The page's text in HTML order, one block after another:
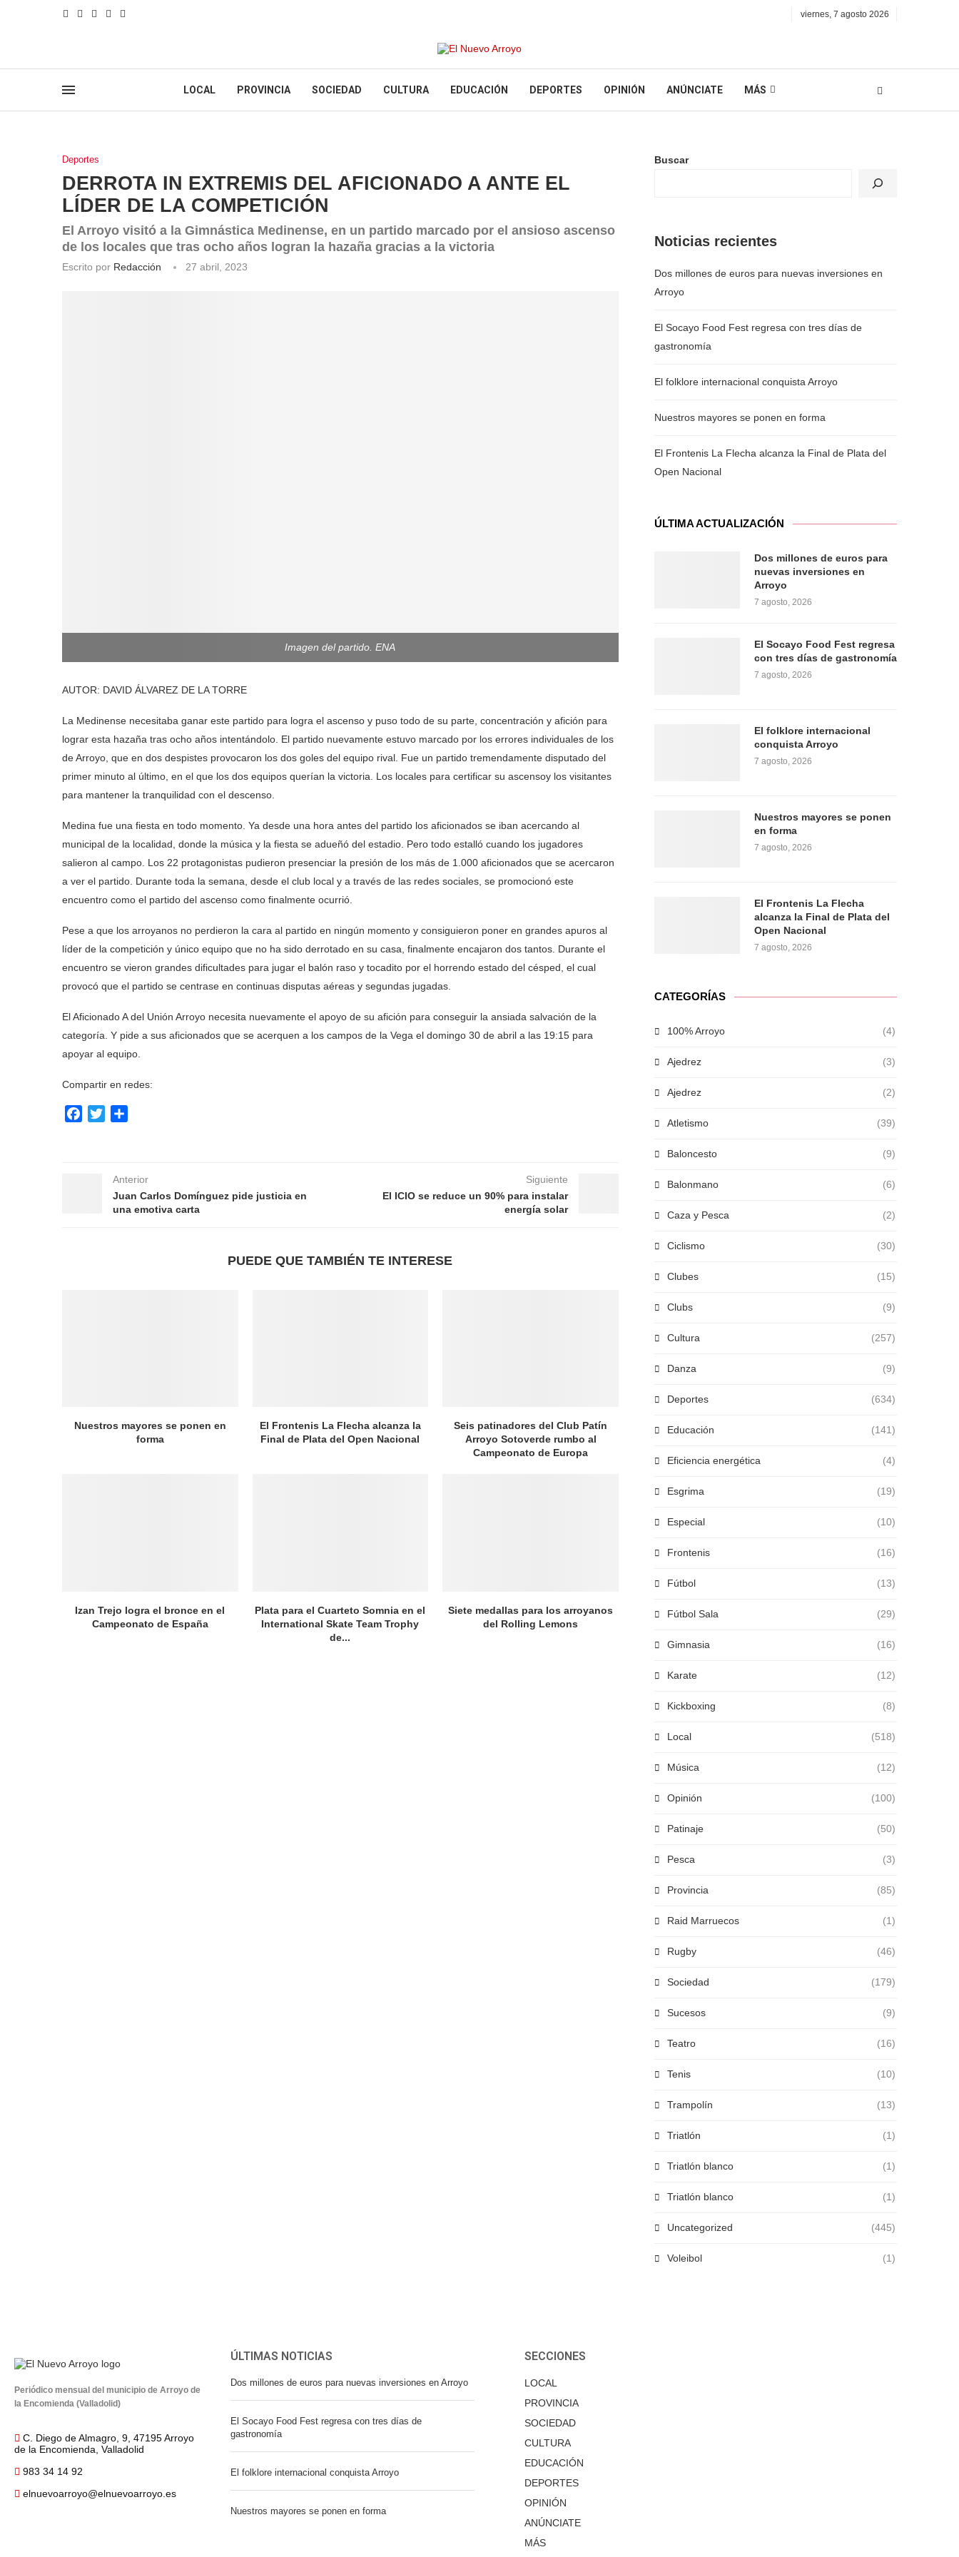
viernes, 7 agosto 2026
LOCAL PROVINCIA SOCIEDAD CULTURA EDUCACIÓN DEPORTES OPINIÓN ANÚNCIATE MÁS
Deportes
DERROTA IN EXTREMIS DEL AFICIONADO A ANTE EL
LÍDER DE LA COMPETICIÓN
El Arroyo visitó a la Gimnástica Medinense, en un partido marcado por el ansioso ascenso
de los locales que tras ocho años logran la hazaña gracias a la victoria
Escrito por Redacción 27 abril, 2023
Imagen del partido. ENA
AUTOR: DAVID ÁLVAREZ DE LA TORRE
La Medinense necesitaba ganar este partido para logra el ascenso y puso todo de su parte, concentración y afición para
lograr esta hazaña tras ocho años intentándolo. El partido nuevamente estuvo marcado por los errores individuales de los
de Arroyo, que en dos despistes provocaron los dos goles del equipo rival. Fue un partido tremendamente disputado del
primer minuto al último, en el que los dos equipos querían la victoria. Los locales para certificar su ascensoy los visitantes
para mantener la tranquilidad con el descenso.
Medina fue una fiesta en todo momento. Ya desde una hora antes del partido los aficionados se iban acercando al
municipal de la localidad, donde la música y la fiesta se adueñó del estadio. Pero todo estalló cuando los jugadores
salieron al campo. Los 22 protagonistas pudieron presenciar la presión de los más de 1.000 aficionados que se acercaron
a ver el partido. Durante toda la semana, desde el club local y a través de las redes sociales, se promocionó este
encuentro como el partido del ascenso como finalmente ocurrió.
Pese a que los arroyanos no perdieron la cara al partido en ningún momento y consiguieron poner en grandes apuros al
líder de la competición y único equipo que no ha sido derrotado en su casa, finalmente encajaron dos tantos. Durante el
encuentro se vieron grandes dificultades para jugar el balón raso y tocadito por el horrendo estado del césped, el cual
provocó que el partido se centrase en continuas disputas aéreas y segundas jugadas.
El Aficionado A del Unión Arroyo necesita nuevamente el apoyo de su afición para conseguir la ansiada salvación de la
categoría. Y pide a sus aficionados que se acerquen a los campos de la Vega el domingo 30 de abril a las 19:15 para
apoyar al equipo.
Compartir en redes:
Facebook
Twitter
Anterior
Juan Carlos Domínguez pide justicia en
una emotiva carta
Siguiente
El ICIO se reduce un 90% para instalar
energía solar
PUEDE QUE TAMBIÉN TE INTERESE
Nuestros mayores se ponen en
forma
El Frontenis La Flecha alcanza la
Final de Plata del Open Nacional
Seis patinadores del Club Patín
Arroyo Sotoverde rumbo al
Campeonato de Europa
Izan Trejo logra el bronce en el
Campeonato de España
Plata para el Cuarteto Somnia en el
International Skate Team Trophy
de...
Siete medallas para los arroyanos
del Rolling Lemons
Buscar
Noticias recientes
Dos millones de euros para nuevas inversiones en
Arroyo
El Socayo Food Fest regresa con tres días de
gastronomía
El folklore internacional conquista Arroyo
Nuestros mayores se ponen en forma
El Frontenis La Flecha alcanza la Final de Plata del
Open Nacional
ÚLTIMA ACTUALIZACIÓN
Dos millones de euros para
nuevas inversiones en
Arroyo
7 agosto, 2026
El Socayo Food Fest regresa
con tres días de gastronomía
7 agosto, 2026
El folklore internacional
conquista Arroyo
7 agosto, 2026
Nuestros mayores se ponen
en forma
7 agosto, 2026
El Frontenis La Flecha
alcanza la Final de Plata del
Open Nacional
7 agosto, 2026
CATEGORÍAS
100% Arroyo (4)
Ajedrez (3)
Ajedrez (2)
Atletismo (39)
Baloncesto (9)
Balonmano (6)
Caza y Pesca (2)
Ciclismo (30)
Clubes (15)
Clubs (9)
Cultura (257)
Danza (9)
Deportes (634)
Educación (141)
Eficiencia energética (4)
Esgrima (19)
Especial (10)
Frontenis (16)
Fútbol (13)
Fútbol Sala (29)
Gimnasia (16)
Karate (12)
Kickboxing (8)
Local (518)
Música (12)
Opinión (100)
Patinaje (50)
Pesca (3)
Provincia (85)
Raid Marruecos (1)
Rugby (46)
Sociedad (179)
Sucesos (9)
Teatro (16)
Tenis (10)
Trampolín (13)
Triatlón (1)
Triatlón blanco (1)
Triatlón blanco (1)
Uncategorized (445)
Voleibol (1)
Periódico mensual del municipio de Arroyo de
la Encomienda (Valladolid)
C. Diego de Almagro, 9, 47195 Arroyo
de la Encomienda, Valladolid
983 34 14 92
elnuevoarroyo@elnuevoarroyo.es
ÚLTIMAS NOTICIAS
Dos millones de euros para nuevas inversiones en Arroyo
El Socayo Food Fest regresa con tres días de
gastronomía
El folklore internacional conquista Arroyo
Nuestros mayores se ponen en forma
SECCIONES
LOCAL
PROVINCIA
SOCIEDAD
CULTURA
EDUCACIÓN
DEPORTES
OPINIÓN
ANÚNCIATE
MÁS